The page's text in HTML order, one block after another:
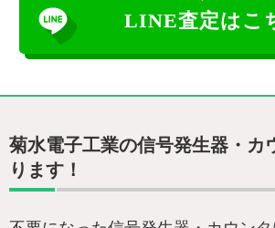
LINE査定はこ
菊水電子工業の信号発生器・カ
ります！